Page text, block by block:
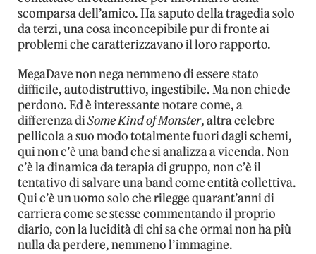
scomparsa dell’amico. Ha saputo della tragedia solo
da terzi, una cosa inconcepibile pur di fronte ai
problemi che caratterizzavano il loro rapporto.
MegaDave non nega nemmeno di essere stato
difficile, autodistruttivo, ingestibile. Ma non chiede
perdono. Ed è interessante notare come, a
differenza diSome Kind of Monster, altra celebre
pellicola a suo modo totalmente fuori dagli schemi,
qui non c’è una band che si analizza a vicenda. Non
c’è la dinamica da terapia di gruppo, non c’è il
tentativo di salvare una band come entità collettiva.
Qui c’è un uomo solo che rilegge quarant’anni di
carriera come se stesse commentando il proprio
diario, con la lucidità di chi sa che ormai non ha più
nulla da perdere, nemmeno l’immagine.